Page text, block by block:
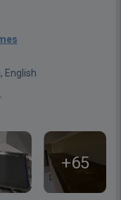
English
+65